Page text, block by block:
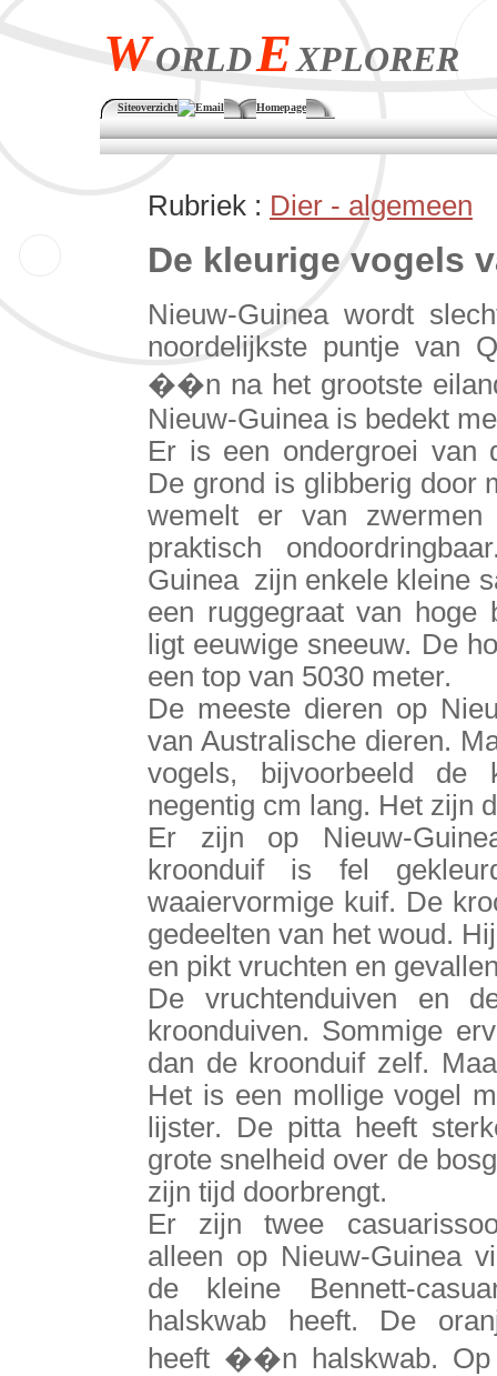
WORLDEXPLORER
Siteoverzicht Email Homepage
Rubriek : Dier - algemeen
De kleurige vogels
Nieuw-Guinea wordt
noordelijkste puntje van
��n na het grootste
Nieuw-Guinea is bedekt
Er is een ondergroei van
De grond is glibberig door
wemelt er van zwermen
praktisch
Guinea zijn enkele kleine
een ruggegraat van hoge
ligt eeuwige sneeuw. De
een top van 5030 meter.
De meeste dieren op
van Australische dieren.
vogels, bijvoorbeeld de
negentig cm lang. Het zijn
Er zijn op Nieuw-
kroonduif is fel
waaiervormige kuif. De
gedeelten van het woud.
en pikt vruchten en
De vruchtenduiven en
kroonduiven. Sommige
dan de kroonduif zelf.
Het is een mollige vogel
lijster. De pitta heeft
grote snelheid over de
zijn tijd doorbrengt.
Er zijn twee
alleen op Nieuw-Guinea
de kleine Bennett-
halskwab heeft. De
heeft ��n halskwab. Op